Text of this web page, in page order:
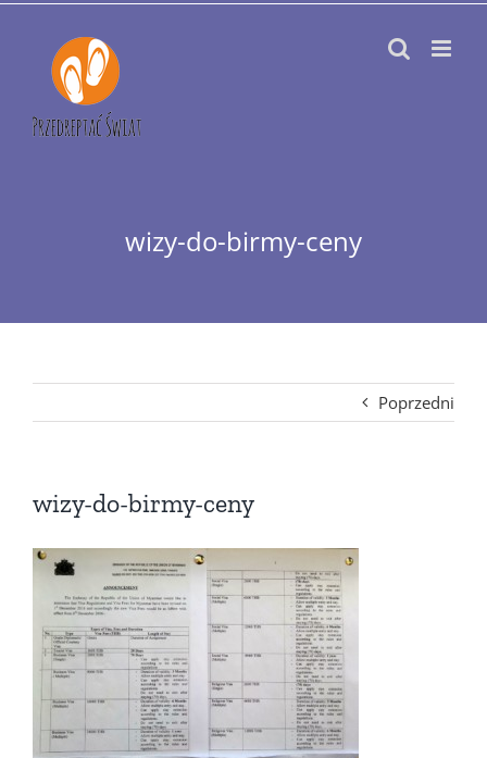
Przejdź
zawartości
wizy-do-birmy-ceny
Poprzedni
wizy-do-birmy-ceny